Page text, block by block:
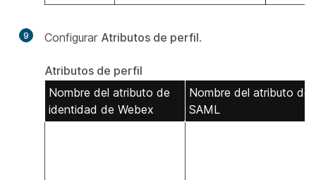
9 Configurar Atributos de perfil.
Atributos de perfil
Nombre del atributo de
identidad de Webex
Nombre del atributo de
SAML